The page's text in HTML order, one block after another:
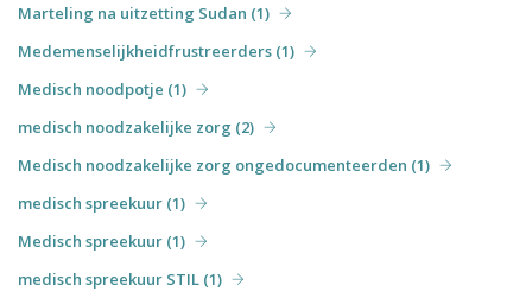
Marteling na uitzetting Sudan (1)
Medemenselijkheidfrustreerders (1)
Medisch noodpotje (1)
medisch noodzakelijke zorg (2)
Medisch noodzakelijke zorg ongedocumenteerden (1)
medisch spreekuur (1)
Medisch spreekuur (1)
medisch spreekuur STIL (1)